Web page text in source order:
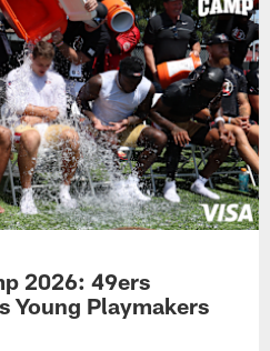
2026: 49ers
Young Playmakers